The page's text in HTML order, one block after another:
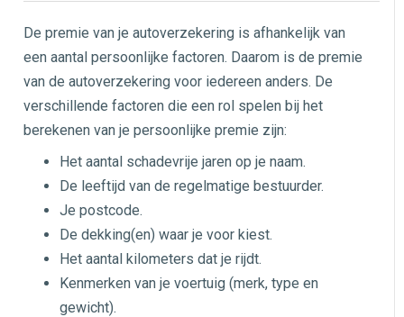
De premie van je autoverzekering is afhankelijk van
een aantal persoonlijke factoren. Daarom is de premie
van de autoverzekering voor iedereen anders. De
verschillende factoren die een rol spelen bij het
berekenen van je persoonlijke premie zijn:
Het aantal schadevrije jaren op je naam.
De leeftijd van de regelmatige bestuurder.
Je postcode.
De dekking(en) waar je voor kiest.
Het aantal kilometers dat je rijdt.
Kenmerken van je voertuig (merk, type en
gewicht).